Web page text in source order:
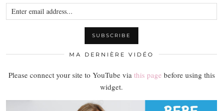
MA DERNIÈRE VIDÉO
Please connect your site to YouTube via this page before using this
widget.